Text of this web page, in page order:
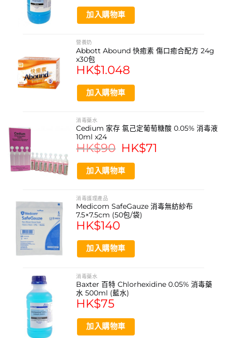
專業醫護信賴
處理大面積傷口護理
吸收多分泌物傷口滲液
傷口消毒與覆蓋
日常急救與創傷處理
產品規格
品牌: 麥迪康 Medicom
產品名稱: Safegauze 消毒無紡布
尺寸: 20 x 20 厘米
包裝數量: 10片/包
材質: 無紡布
類型: 一次性使用醫療防護產品
麥迪康 Medicom 是甚麼品牌？
麥迪康（Medicom）是加拿大感染防護領導品牌，自80年
代開始迅速成為全球一次性醫療防護產品的重要供應商，致
力向專業人士提供高品質防護產品。
加入購物車
營養奶
Abbott Abound 快癒素 傷口癒合配方 24g
x30包
HK$1.048
加入購物車
消毒藥水
Cedium 家存 氯己定葡萄糖酸 0.05% 消毒液
10ml x24
HK$90
Original
price
HK$90.
HK$71
加入購物車
消毒護理產品
Medicom SafeGauze 消毒無紡紗布
7.5×7.5cm (50包/袋)
HK$140
加入購物車
消毒藥水
Baxter 百特 Chlorhexidine 0.05% 消毒藥
水 500ml (藍水)
HK$75
加入購物車